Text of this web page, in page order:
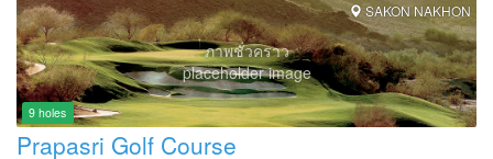
ภาพชั่วคราว
placeholder image
SAKON NAKHON
9 holes
Prapasri Golf Course